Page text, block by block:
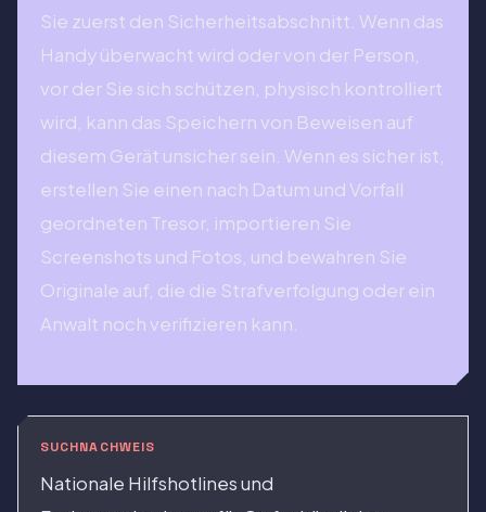
Sie zuerst den Sicherheitsabschnitt. Wenn das
Handy überwacht wird oder von der Person,
vor der Sie sich schützen, physisch kontrolliert
wird, kann das Speichern von Beweisen auf
diesem Gerät unsicher sein. Wenn es sicher ist,
erstellen Sie einen nach Datum und Vorfall
geordneten Tresor, importieren Sie
Screenshots und Fotos, und bewahren Sie
Originale auf, die die Strafverfolgung oder ein
Anwalt noch verifizieren kann.
SUCHNACHWEIS
Nationale Hilfshotlines und